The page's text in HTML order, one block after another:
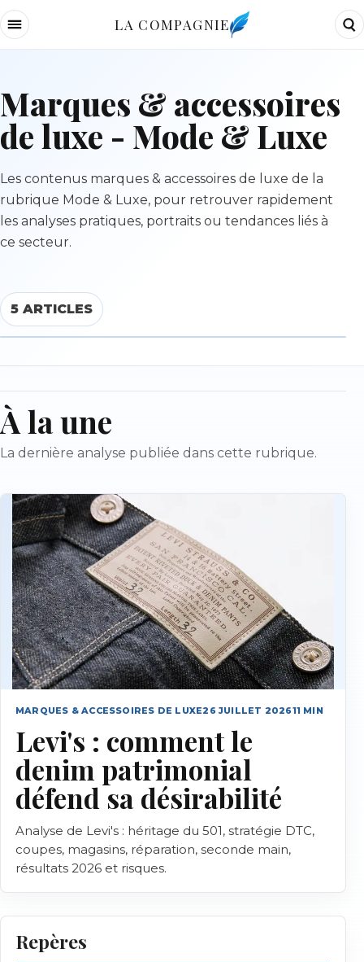
LA COMPAGNIE
Marques & accessoires
de luxe - Mode & Luxe
Les contenus marques & accessoires de luxe de la
rubrique Mode & Luxe, pour retrouver rapidement
les analyses pratiques, portraits ou tendances liés à
ce secteur.
5 ARTICLES
À la une
La dernière analyse publiée dans cette rubrique.
MARQUES & ACCESSOIRES DE LUXE26 JUILLET 202611 MIN
Levi's : comment le
denim patrimonial
défend sa désirabilité
Analyse de Levi's : héritage du 501, stratégie DTC,
coupes, magasins, réparation, seconde main,
résultats 2026 et risques.
Repères